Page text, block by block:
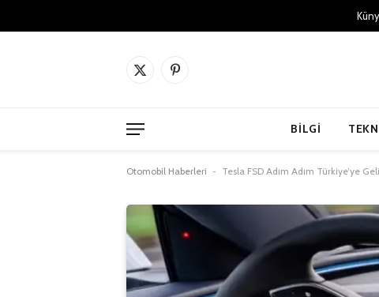
X
Pinterest'in
BILGI
Otomobil Haberleri - Tesla FSD Adım Adım Türkiye’ye